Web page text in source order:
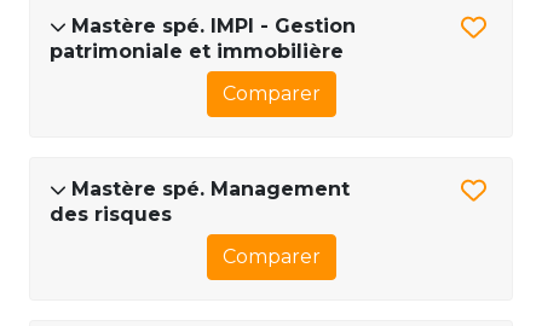
Mastère spé. IMPI - Gestion
patrimoniale et immobilière
Comparer
Mastère spé. Management
des risques
Comparer